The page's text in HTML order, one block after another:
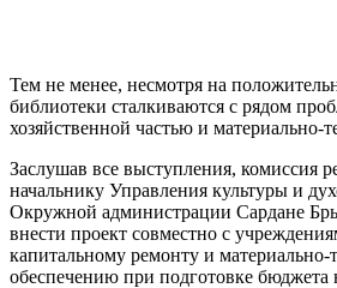
Тем не менее, несмотря на
библиотеки сталкиваются с рядом
хозяйственной частью и материально-
Заслушав все выступления, комиссия
начальнику Управления культуры и
Окружной администрации Сардане
внести проект совместно с
капитальному ремонту и материально-
обеспечению при подготовке